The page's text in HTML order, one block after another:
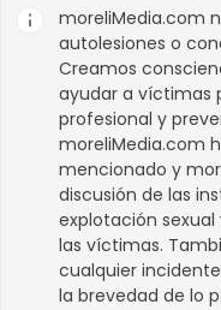
moreliMedia.com
autolesiones o
Creamos
ayudar a víctimas
profesional y
moreliMedia.com
mencionado y
discusión de las
explotación
las víctimas.
cualquier
la brevedad de lo